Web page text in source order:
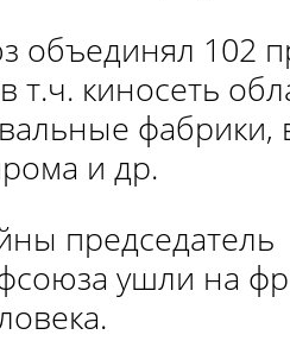
объединял 102
т.ч. киносеть
фабрики,
и др.
ушли на